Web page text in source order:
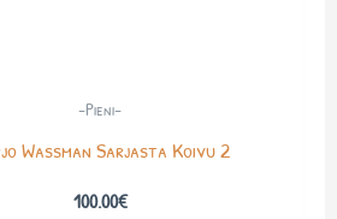
-Pieni-
Wassman Sarjasta Koivu 2
100.00€